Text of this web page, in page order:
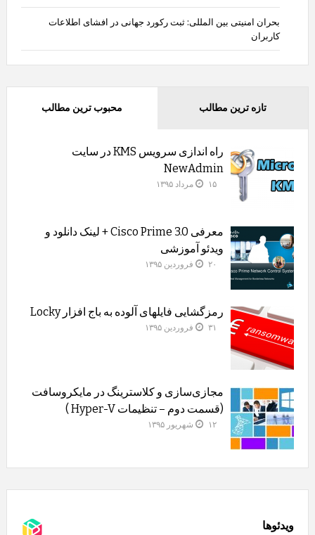
بحران امنیتی بین المللی: ثبت رکورد جهانی در افشای اطلاعات
کاربران
محبوب ترین مطالب تازه ترین مطالب
راه اندازی سرویس KMS در سایت
NewAdmin
۱۵ مرداد ۱۳۹۵
معرفی Cisco Prime 3.0 + لینک دانلود و
ویدئو آموزشی
۲۰ فروردین ۱۳۹۵
رمزگشایی فایلهای آلوده به باج افزار Locky
۳۱ فروردین ۱۳۹۵
مجازی‌سازی و کلاسترینگ‌ در مایکروسافت
(قسمت دوم – تنظیمات Hyper-V )
۱۲ شهریور ۱۳۹۵
ویدئوها